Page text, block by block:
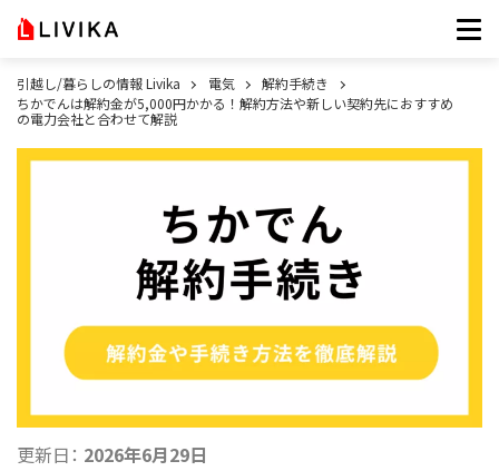
引越し/暮らしの情報 Livika 電気
解約手続き
ちかでんは解約金が5,000円かかる！解約方法や新しい契約先におすすめ
の電力会社と合わせて解説
更新日： 2026年6月29日